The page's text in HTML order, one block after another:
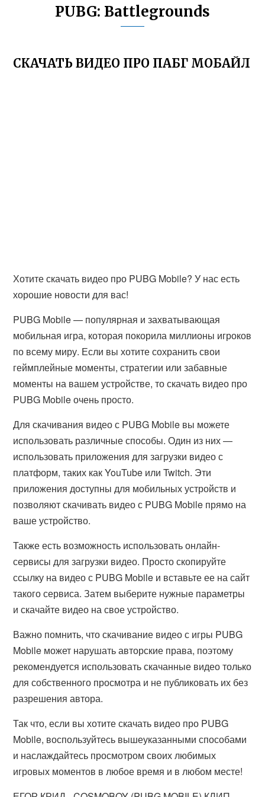
PUBG: Battlegrounds
СКАЧАТЬ ВИДЕО ПРО ПАБГ МОБАЙЛ
Хотите скачать видео про PUBG Mobile? У нас есть
хорошие новости для вас!
PUBG Mobile — популярная и захватывающая
мобильная игра, которая покорила миллионы игроков
по всему миру. Если вы хотите сохранить свои
геймплейные моменты, стратегии или забавные
моменты на вашем устройстве, то скачать видео про
PUBG Mobile очень просто.
Для скачивания видео с PUBG Mobile вы можете
использовать различные способы. Один из них —
использовать приложения для загрузки видео с
платформ, таких как YouTube или Twitch. Эти
приложения доступны для мобильных устройств и
позволяют скачивать видео с PUBG Mobile прямо на
ваше устройство.
Также есть возможность использовать онлайн-
сервисы для загрузки видео. Просто скопируйте
ссылку на видео с PUBG Mobile и вставьте ее на сайт
такого сервиса. Затем выберите нужные параметры
и скачайте видео на свое устройство.
Важно помнить, что скачивание видео с игры PUBG
Mobile может нарушать авторские права, поэтому
рекомендуется использовать скачанные видео только
для собственного просмотра и не публиковать их без
разрешения автора.
Так что, если вы хотите скачать видео про PUBG
Mobile, воспользуйтесь вышеуказанными способами
и наслаждайтесь просмотром своих любимых
игровых моментов в любое время и в любом месте!